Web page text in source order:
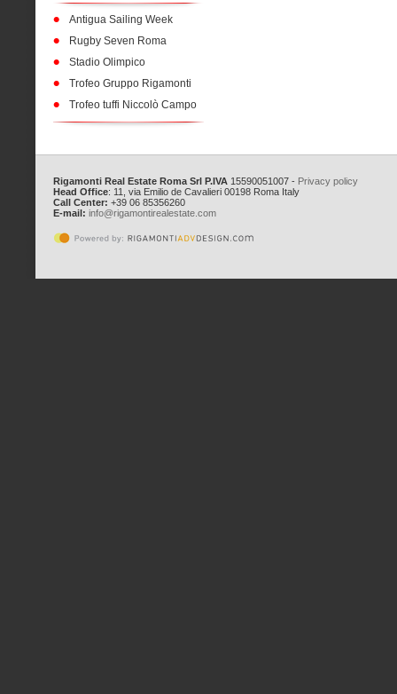
Antigua Sailing Week
Rugby Seven Roma
Stadio Olimpico
Trofeo Gruppo Rigamonti
Trofeo tuffi Niccolò Campo
Rigamonti Real Estate Roma Srl P.IVA 15590051007 - Privacy policy
Head Office: 11, via Emilio de Cavalieri 00198 Roma Italy
Call Center: +39 06 85356260
E-mail: info@rigamontirealestate.com